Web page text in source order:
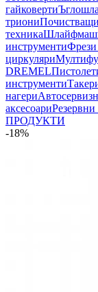
гайковерти
триони
техника
инструменти
циркуляри
DREMEL
инструменти
нагери
аксесоариРезервни
ПРОДУКТИ
-18%